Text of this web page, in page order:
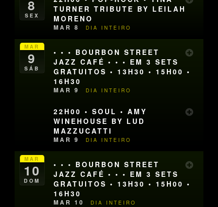
8
SEX
TURNER TRIBUTE BY LEILAH
MORENO
MAR 8 DIA INTEIRO
MAR
9
SÁB
• • • BOURBON STREET
JAZZ CAFÉ • • • EM 3 SETS
GRATUITOS • 13H30 • 15H00 •
16H30
MAR 9 DIA INTEIRO
22H00 • SOUL • AMY
WINEHOUSE BY LUD
MAZZUCATTI
MAR 9 DIA INTEIRO
MAR
10
DOM
• • • BOURBON STREET
JAZZ CAFÉ • • • EM 3 SETS
GRATUITOS • 13H30 • 15H00 •
16H30
MAR 10 DIA INTEIRO